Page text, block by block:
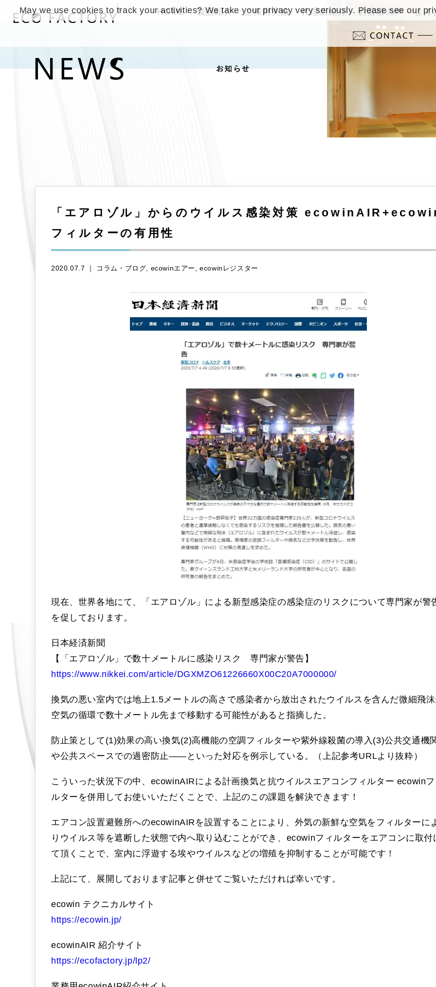
HOME 製品紹介 ご採用実績 代理店紹介 お客様の声 よく
「エアロゾル」からのウイルス感染対策
フィルターの有用性
2020.07.7 ｜ コラム・ブログ ecowinエアー ecowinレジスター
現在、世界各地にて、「エアロゾル」による新型感染症の感染症のリスクについて専門家が警
を促しております。
日本経済新聞
【「エアロゾル」で数十メートルに感染リスク 専門家が警告】
https://www.nikkei.com/article/DGXMZO61226660X00C20A7000000/
換気の悪い室内では地上1.5メートルの高さで感染者から放出されたウイルスを含んだ微細飛
空気の循環で数十メートル先まで移動する可能性があると指摘した。
防止策として(1)効果の高い換気(2)高機能の空調フィルターや紫外線殺菌の導入(3)公共交通機
や公共スペースでの過密防止――といった対応を例示している。（上記参考URLより抜粋）
こういった状況下の中、ecowinAIRによる計画換気と抗ウイルスエアコンフィルター ecowin
ルターを併用してお使いいただくことで、上記のこの課題を解決できます！
エアコン設置避難所へのecowinAIRを設置することにより、外気の新鮮な空気をフィルターに
りウイルス等を遮断した状態で内へ取り込むことができ、ecowinフィルターをエアコンに取付
て頂くことで、室内に浮遊する埃やウイルスなどの増殖を抑制することが可能です！
上記にて、展開しております記事と併せてご覧いただければ幸いです。
ecowin テクニカルサイト
https://ecowin.jp/
ecowinAIR 紹介サイト
https://ecofactory.jp/lp2/
May we use cookies to track your activities? We take your privacy very seriously. Please see our